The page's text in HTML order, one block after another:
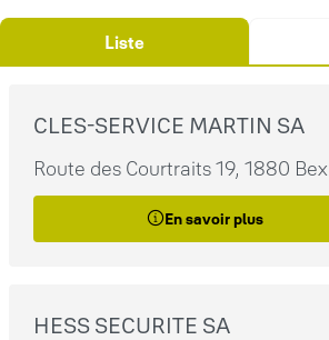
Liste
CLES-SERVICE MARTIN SA
Route des Courtraits 19, 1880 Bex
En savoir plus
HESS SECURITE SA